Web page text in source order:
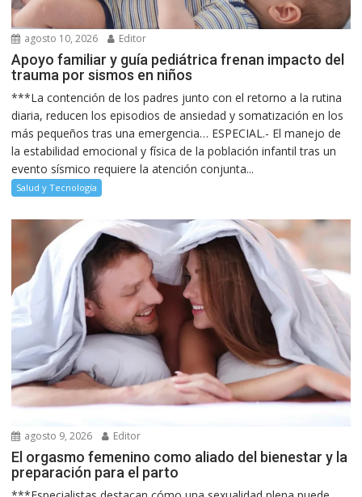
agosto 10, 2026 Editor
Apoyo familiar y guía pediátrica frenan impacto del
trauma por sismos en niños
***La contención de los padres junto con el retorno a la rutina
diaria, reducen los episodios de ansiedad y somatización en los
más pequeños tras una emergencia… ESPECIAL.- El manejo de
la estabilidad emocional y física de la población infantil tras un
evento sísmico requiere la atención conjunta...
Salud y Tecnología
agosto 9, 2026 Editor
El orgasmo femenino como aliado del bienestar y la
preparación para el parto